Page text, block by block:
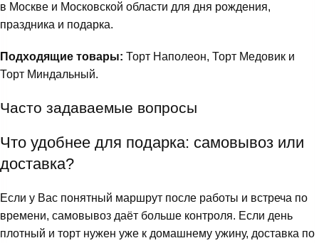
в Москве и Московской области для дня рождения,
праздника и подарка.
Подходящие товары: Торт Наполеон, Торт Медовик и
Торт Миндальный.
Часто задаваемые вопросы
Что удобнее для подарка: самовывоз или
доставка?
Если у Вас понятный маршрут после работы и встреча по
времени, самовывоз даёт больше контроля. Если день
плотный и торт нужен уже к домашнему ужину, доставка по